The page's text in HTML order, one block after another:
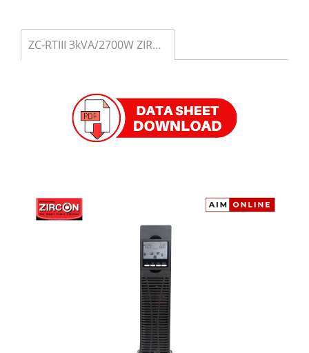
ZC-RTIII 3kVA/2700W ZIRCON เครื่องสำรองไฟ True Online UPS 3kVA/2700W